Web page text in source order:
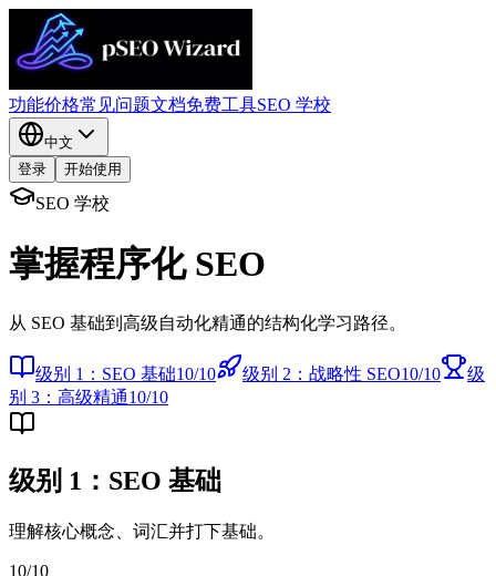
功能价格常见问题文档免费工具SEO 学校
中文
登录
开始使用
SEO 学校
掌握程序化 SEO
从 SEO 基础到高级自动化精通的结构化学习路径。
级别 1：SEO 基础10/10 级别 2：战略性 SEO10/10
级
别 3：高级精通10/10
级别 1：SEO 基础
理解核心概念、词汇并打下基础。
10/10